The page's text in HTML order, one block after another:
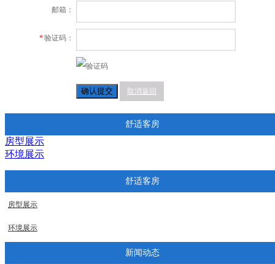
邮箱：
*验证码：
确认提交 取消返回
舒适客房
房型展示
环境展示
舒适客房
房型展示
环境展示
新闻动态